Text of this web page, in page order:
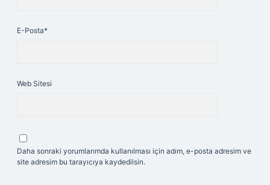
E-Posta*
Web Sitesi
Daha sonraki yorumlarımda kullanılması için adım, e-posta adresim ve
site adresim bu tarayıcıya kaydedilsin.